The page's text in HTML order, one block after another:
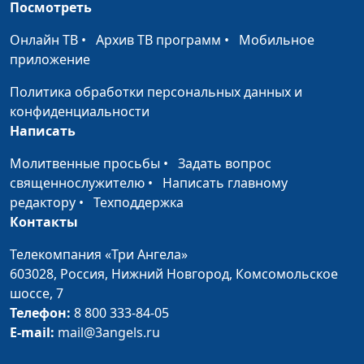
молитвы людей?
Пожелания на Новый
год
Андрей Качалаба,
Хвастовство и
похвальба:
нехристианский
характер
Андрей Качалаба,
Про знания
Андрей Качалаба,
Божьих священников
«Страсти Христовы»
Посмотреть
Онлайн ТВ • Архив ТВ программ • Мобильное
приложение
Политика обработки персональных данных и
конфиденциальности
Написать
Молитвенные просьбы • Задать вопрос
священнослужителю • Написать главному
редактору • Техподдержка
Контакты
Телекомпания «Три Ангела»
603028, Россия, Нижний Новгород, Комсомольское
шоссе, 7
Телефон: 8 800 333-84-05
E-mail: mail@3angels.ru